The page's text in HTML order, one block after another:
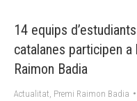
14 equips
catalanes participen
Raimon Badia
Actualitat Premi Raimon Badia